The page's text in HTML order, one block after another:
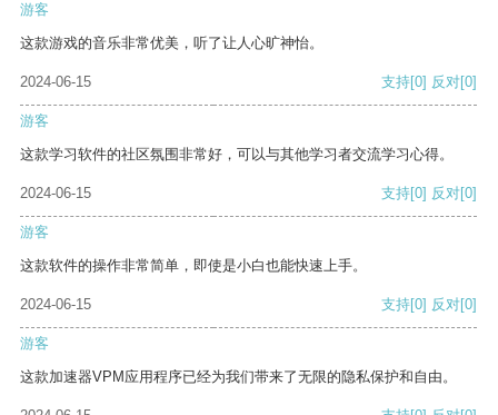
游客
这款游戏的音乐非常优美，听了让人心旷神怡。
2024-06-15 支持[0] 反对[0]
游客
这款学习软件的社区氛围非常好，可以与其他学习者交流学习心得。
2024-06-15 支持[0] 反对[0]
游客
这款软件的操作非常简单，即使是小白也能快速上手。
2024-06-15 支持[0] 反对[0]
游客
这款加速器VPM应用程序已经为我们带来了无限的隐私保护和自由。